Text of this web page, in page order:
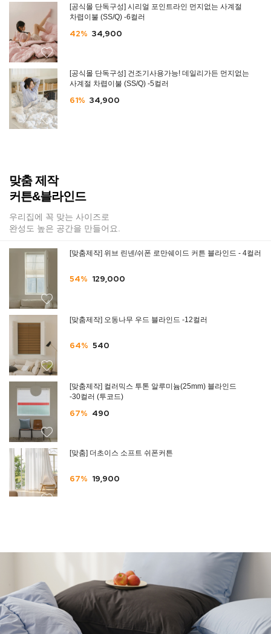
[공식몰 단독구성] 시리얼 포인트라인 먼지없는 사계절
차렵이불 (SS/Q) -6컬러
42% 34,900
[공식몰 단독구성] 건조기사용가능! 데일리가든 먼지없는
사계절 차렵이불 (SS/Q) -5컬러
61% 34,900
맞춤 제작
커튼&블라인드
우리집에 꼭 맞는 사이즈로
완성도 높은 공간을 만들어요.
[맞춤제작] 위브 린넨/쉬폰 로만쉐이드 커튼 블라인드 - 4컬러
54% 129,000
[맞춤제작] 오동나무 우드 블라인드 -12컬러
64% 540
[맞춤제작] 컬러믹스 투톤 알루미늄(25mm) 블라인드
-30컬러 (투코드)
67% 490
[맞춤] 더초이스 소프트 쉬폰커튼
67% 19,900